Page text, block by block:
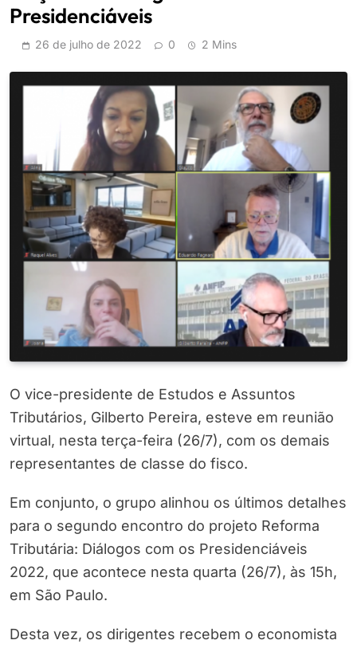
Presidenciáveis
26 de julho de 2022 0 2 Mins
O vice-presidente de Estudos e Assuntos
Tributários, Gilberto Pereira, esteve em reunião
virtual, nesta terça-feira (26/7), com os demais
representantes de classe do fisco.
Em conjunto, o grupo alinhou os últimos detalhes
para o segundo encontro do projeto Reforma
Tributária: Diálogos com os Presidenciáveis
2022, que acontece nesta quarta (26/7), às 15h,
em São Paulo.
Desta vez, os dirigentes recebem o economista